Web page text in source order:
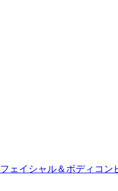
フェイシャル＆ボディコン